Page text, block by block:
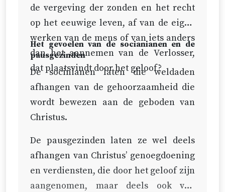
de vergeving der zonden en het recht
op het eeuwige leven, af van de eigen
werken van de mens of van iets anders
dan het aannemen van de Verlosser,
dat plaatsvindt door het geloof?
Het gevoelen van de socianianen en de
pausgezinden
De socinianen laten die weldaden
afhangen van de gehoorzaamheid die
wordt bewezen aan de geboden van
Christus.
De pausgezinden laten ze wel deels
afhangen van Christus’ genoegdoening
en verdiensten, die door het geloof zijn
aangenomen, maar deels ook van